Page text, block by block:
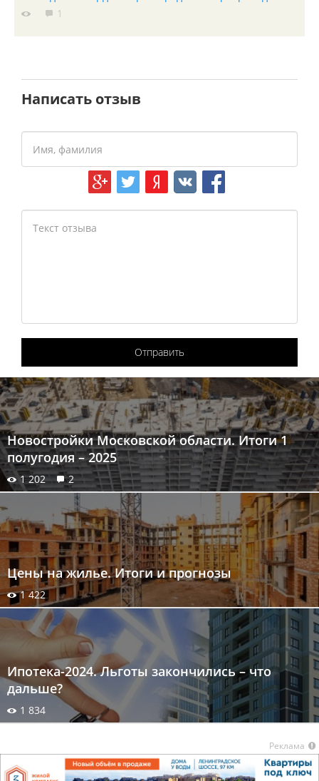
1
Написать отзыв
Отправить
Новостройки Московской области. Итоги 1
полугодия – 2025
1 202 2
Цены на жилье. Итоги и прогнозы
1 422
Ипотека-2024. Льготы закончились – что
дальше?
1 834
Реклама